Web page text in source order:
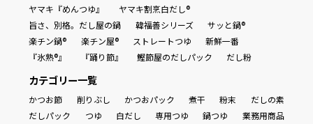
ヤマキ『めんつゆ』
ヤマキ割烹白だし®
旨さ、別格。だし屋の鍋
韓福善シリーズ
サッと鍋®
楽チン鍋®
楽チン屋® ストレートつゆ
新鮮一番
『氷熟®』
『踊り節』 鰹節屋のだしパック だし粉
カテゴリー一覧
かつお節 削りぶし かつおパック 煮干 粉末
だしの素
だしパック
つゆ 白だし 専用つゆ 鍋つゆ 業務用商品